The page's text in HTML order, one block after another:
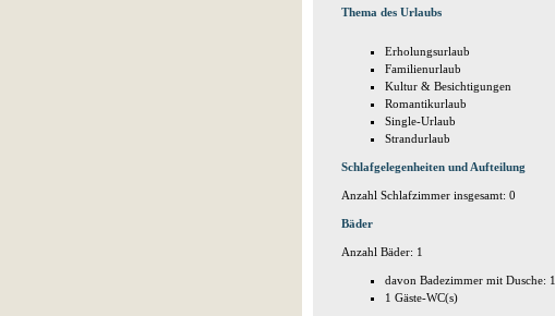
Thema des Urlaubs
Erholungsurlaub
Familienurlaub
Kultur & Besichtigungen
Romantikurlaub
Single-Urlaub
Strandurlaub
Schlafgelegenheiten und Aufteilung
Anzahl Schlafzimmer insgesamt: 0
Bäder
Anzahl Bäder: 1
davon Badezimmer mit Dusche: 1
1 Gäste-WC(s)